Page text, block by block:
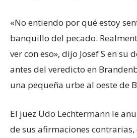
«No entiendo por qué estoy
banquillo del pecado.
ver con eso», dijo Josef S en su
antes del veredicto en
una pequeña urbe al oeste de
El juez Udo Lechtermann le
de sus afirmaciones